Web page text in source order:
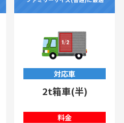
対応車
2t箱車(半)
料金